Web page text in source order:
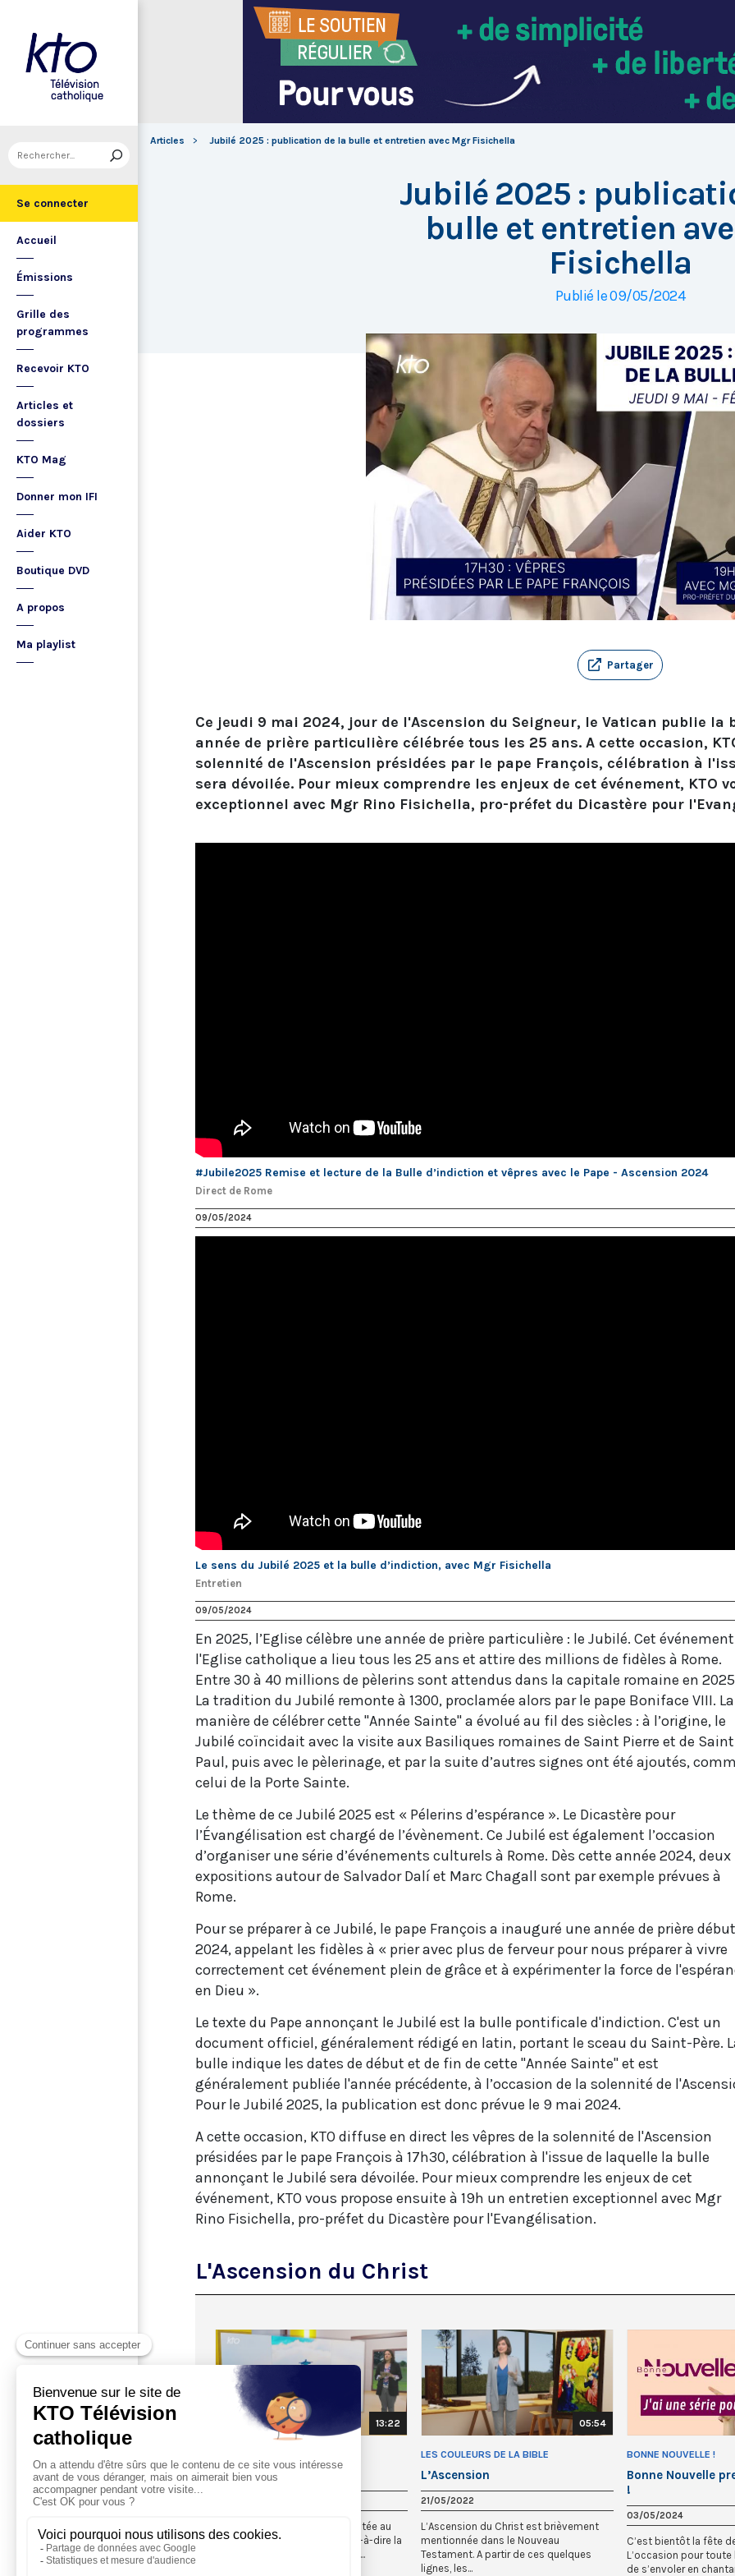
Se connecter
Accueil
Émissions
Grille des
programmes
Recevoir KTO
Articles et
dossiers
KTO Mag
Donner mon IFI
Aider KTO
Boutique DVD
A propos
Ma playlist
Articles Jubilé 2025 : publication de la bulle et entretien avec Mgr Fisichella
Jubilé 2025 :
bulle et entretien
Fisichella
Publié le 09/05/2024
Partager
Ce jeudi 9 mai 2024, jour de l'Ascension du Seigneur, le Vatican publie
année de prière particulière célébrée tous les 25 ans. A cette occasion,
solennité de l'Ascension présidées par le pape François, célébration à
sera dévoilée. Pour mieux comprendre les enjeux de cet événement, KTO
exceptionnel avec Mgr Rino Fisichella, pro-préfet du Dicastère pour
#Jubile2025 Remise et lecture de la Bulle d’indiction et vêpres avec le Pape - Ascension 2024
Direct de Rome
09/05/2024
Le sens du Jubilé 2025 et la bulle d’indiction, avec Mgr Fisichella
Entretien
09/05/2024
En 2025, l’Eglise célèbre une année de prière particulière : le Jubilé. Cet
l'Eglise catholique a lieu tous les 25 ans et attire des millions de fidèles à Rome.
Entre 30 à 40 millions de pèlerins sont attendus dans la capitale romaine en
La tradition du Jubilé remonte à 1300, proclamée alors par le pape Boniface VIII. La
manière de célébrer cette "Année Sainte" a évolué au fil des siècles : à l’origine, le
Jubilé coïncidait avec la visite aux Basiliques romaines de Saint Pierre et de Saint
Paul, puis avec le pèlerinage, et par la suite d’autres signes ont été ajoutés,
celui de la Porte Sainte.
Le thème de ce Jubilé 2025 est « Pélerins d’espérance ». Le Dicastère pour
l’Évangélisation est chargé de l’évènement. Ce Jubilé est également l’occasion
d’organiser une série d’événements culturels à Rome. Dès cette année 2024, deux
expositions autour de Salvador Dalí et Marc Chagall sont par exemple prévues à
Rome.
Pour se préparer à ce Jubilé, le pape François a inauguré une année de prière début
2024, appelant les fidèles à « prier avec plus de ferveur pour nous préparer à vivre
correctement cet événement plein de grâce et à expérimenter la force de
en Dieu ».
Le texte du Pape annonçant le Jubilé est la bulle pontificale d'indiction. C'est un
document officiel, généralement rédigé en latin, portant le sceau du Saint-Père.
bulle indique les dates de début et de fin de cette "Année Sainte" et est
généralement publiée l'année précédente, à l’occasion de la solennité de
Pour le Jubilé 2025, la publication est donc prévue le 9 mai 2024.
A cette occasion, KTO diffuse en direct les vêpres de la solennité de l'Ascension
présidées par le pape François à 17h30, célébration à l'issue de laquelle la bulle
annonçant le Jubilé sera dévoilée. Pour mieux comprendre les enjeux de cet
événement, KTO vous propose ensuite à 19h un entretien exceptionnel avec Mgr
Rino Fisichella, pro-préfet du Dicastère pour l'Evangélisation.
L'Ascension du Christ
13:22
Ascension
L’Ascension, c’est donc la montée au
Ciel du Christ ressuscité, c’est-à-dire la
fin de sa présence visible sur t...
05:54
LES COULEURS DE LA BIBLE
L’Ascension
21/05/2022
L’Ascension du Christ est brièvement
mentionnée dans le Nouveau
Testament. A partir de ces quelques
lignes, les...
BONNE NOUVELLE !
Bonne Nouvelle
!
03/05/2024
C’est bientôt la fête
L’occasion pour
de s’envoler en